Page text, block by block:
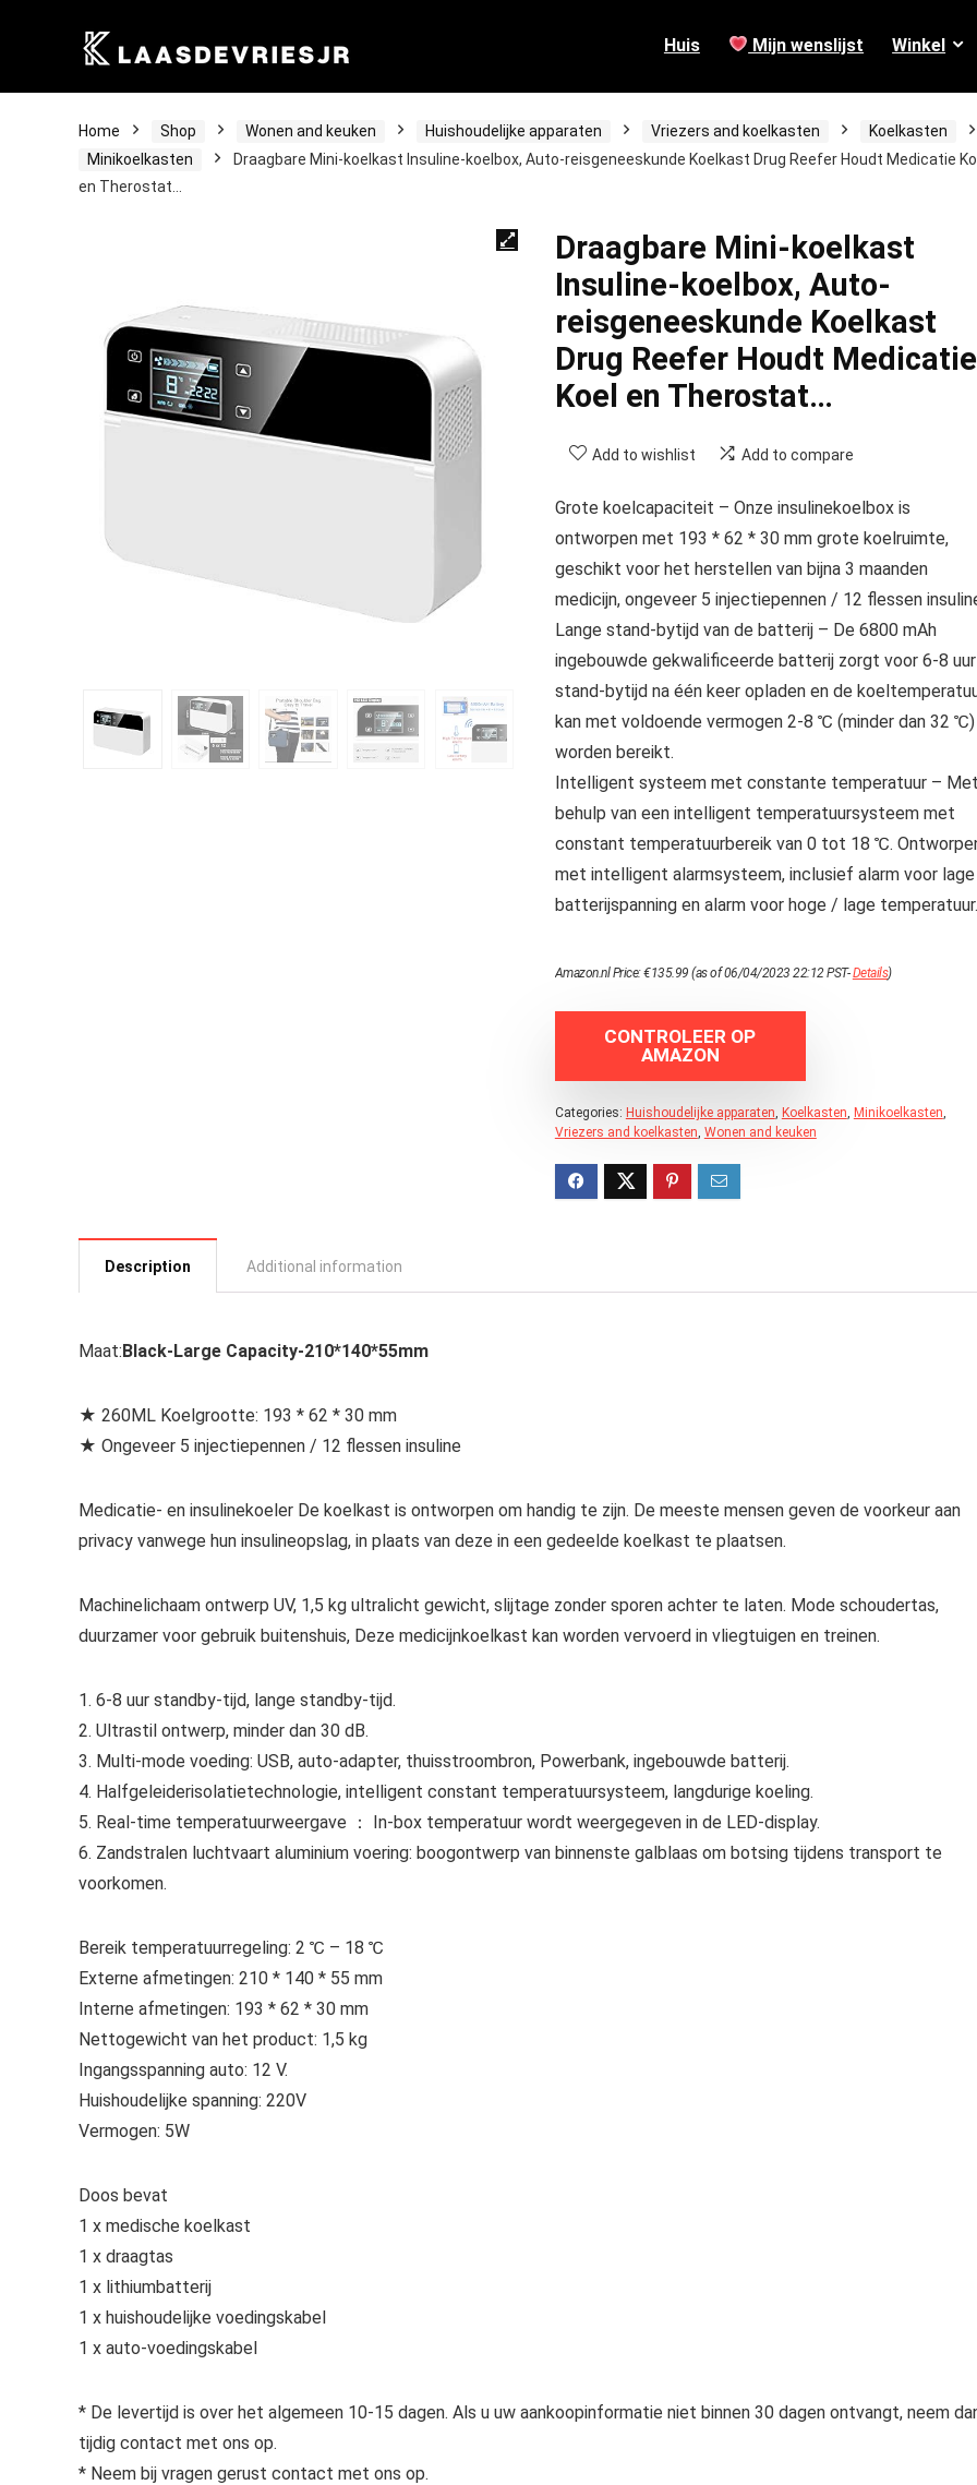
Huis Mijn wenslijst Winkel
Home Shop Wonen and keuken Huishoudelijke apparaten Vriezers and koelkasten
Koelkasten
Minikoelkasten
Draagbare Mini-koelkast Insuline-koelbox, Auto-reisgeneeskunde Koelkast Drug Reefer Houdt Medicatie
en Therostat…
Draagbare Mini-koelkast
Insuline-koelbox, Auto-
reisgeneeskunde Koelkast
Drug Reefer Houdt Medicatie
Koel en Therostat…
Add to wishlist Add to compare
Grote koelcapaciteit – Onze insulinekoelbox is
ontworpen met 193 * 62 * 30 mm grote koelruimte,
geschikt voor het herstellen van bijna 3 maanden
medicijn, ongeveer 5 injectiepennen / 12 flessen
Lange stand-bytijd van de batterij – De 6800 mAh
ingebouwde gekwalificeerde batterij zorgt voor 6-8 uur
stand-bytijd na één keer opladen en de
kan met voldoende vermogen 2-8 ℃ (minder dan 32 ℃)
worden bereikt.
Intelligent systeem met constante temperatuur – Met
behulp van een intelligent temperatuursysteem met
constant temperatuurbereik van 0 tot 18 ℃.
met intelligent alarmsysteem, inclusief alarm voor lage
batterijspanning en alarm voor hoge / lage temperatuur.
Amazon.nl Price:€135.99 (as of 06/04/2023 22:12 PST-Details)
CONTROLEER OP
AMAZON
Categories: Huishoudelijke apparaten, Koelkasten, Minikoelkasten,
Vriezers and koelkasten, Wonen and keuken
Description Additional information
Maat:Black-Large Capacity-210*140*55mm
★ 260ML Koelgrootte: 193 * 62 * 30 mm
★ Ongeveer 5 injectiepennen / 12 flessen insuline
Medicatie- en insulinekoeler De koelkast is ontworpen om handig te zijn. De meeste mensen geven de voorkeur aan
privacy vanwege hun insulineopslag, in plaats van deze in een gedeelde koelkast te plaatsen.
Machinelichaam ontwerp UV, 1,5 kg ultralicht gewicht, slijtage zonder sporen achter te laten. Mode schoudertas,
duurzamer voor gebruik buitenshuis, Deze medicijnkoelkast kan worden vervoerd in vliegtuigen en treinen.
1. 6-8 uur standby-tijd, lange standby-tijd.
2. Ultrastil ontwerp, minder dan 30 dB.
3. Multi-mode voeding: USB, auto-adapter, thuisstroombron, Powerbank, ingebouwde batterij.
4. Halfgeleiderisolatietechnologie, intelligent constant temperatuursysteem, langdurige koeling.
5. Real-time temperatuurweergave ： In-box temperatuur wordt weergegeven in de LED-display.
6. Zandstralen luchtvaart aluminium voering: boogontwerp van binnenste galblaas om botsing tijdens transport te
voorkomen.
Bereik temperatuurregeling: 2 ℃ – 18 ℃
Externe afmetingen: 210 * 140 * 55 mm
Interne afmetingen: 193 * 62 * 30 mm
Nettogewicht van het product: 1,5 kg
Ingangsspanning auto: 12 V.
Huishoudelijke spanning: 220V
Vermogen: 5W
Doos bevat
1 x medische koelkast
1 x draagtas
1 x lithiumbatterij
1 x huishoudelijke voedingskabel
1 x auto-voedingskabel
* De levertijd is over het algemeen 10-15 dagen. Als u uw aankoopinformatie niet binnen 30 dagen ontvangt, neem
tijdig contact met ons op.
* Neem bij vragen gerust contact met ons op.